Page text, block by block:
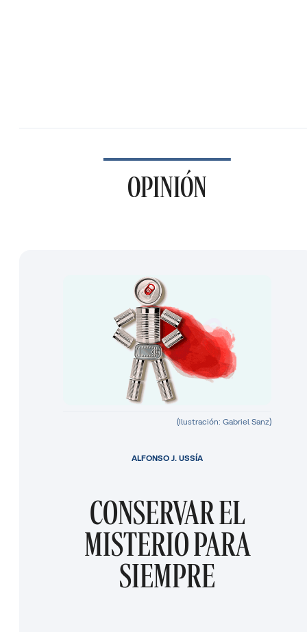
OPINIÓN
(Ilustración: Gabriel Sanz)
CONSERVAR EL
MISTERIO PARA
SIEMPRE
ALFONSO J. USSÍA